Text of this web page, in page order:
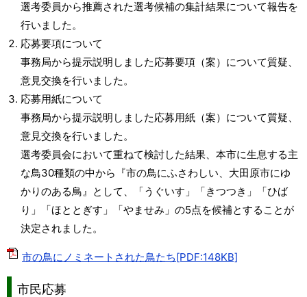
選考委員から推薦された選考候補の集計結果について報告を
行いました。
応募要項について
事務局から提示説明しました応募要項（案）について質疑、
意見交換を行いました。
応募用紙について
事務局から提示説明しました応募用紙（案）について質疑、
意見交換を行いました。
選考委員会において重ねて検討した結果、本市に生息する主
な鳥30種類の中から『市の鳥にふさわしい、大田原市にゆ
かりのある鳥』として、「うぐいす」「きつつき」「ひば
り」「ほととぎす」「やませみ」の5点を候補とすることが
決定されました。
市の鳥にノミネートされた鳥たち[PDF:148KB]
市民応募